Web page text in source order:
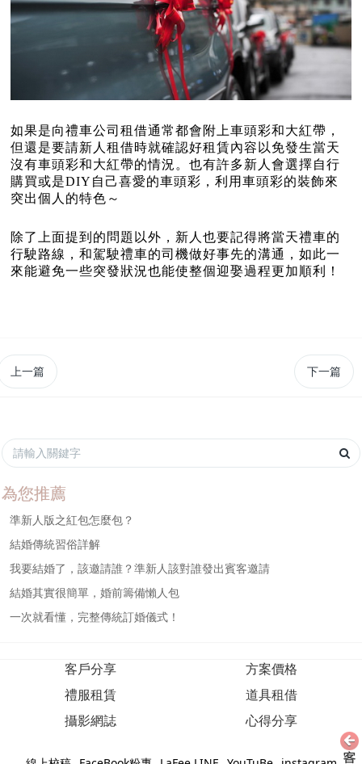
如果是向禮車公司租借通常都會附上車頭彩和大紅帶，
但還是要請新人租借時就確認好租賃內容以免發生當天
沒有車頭彩和大紅帶的情況。也有許多新人會選擇自行
購買或是DIY自己喜愛的車頭彩，利用車頭彩的裝飾來
突出個人的特色～
除了上面提到的問題以外，新人也要記得將當天禮車的
行駛路線，和駕駛禮車的司機做好事先的溝通，如此一
來能避免一些突發狀況也能使整個迎娶過程更加順利！
上一篇 下一篇
為您推薦
準新人版之紅包怎麼包？
結婚傳統習俗詳解
我要結婚了，該邀請誰？準新人該對誰發出賓客邀請
結婚其實很簡單，婚前籌備懶人包
一次就看懂，完整傳統訂婚儀式！
客戶分享
方案價格
禮服租賃
道具租借
攝影網誌
心得分享